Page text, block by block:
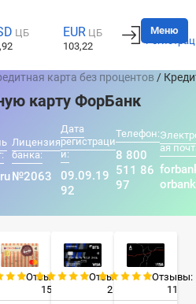
ЦБ
EUR ЦБ
103,22
Вход
Меню
карта без процентов /
карту ФорБанк
Лицензия
банка:
№2063
Дата
регистраци
и:
09.09.19
92
Телефон:
8 800
511 86
97
ая
Отзывы:
15
Отзывы:
2
Отзывы:
11